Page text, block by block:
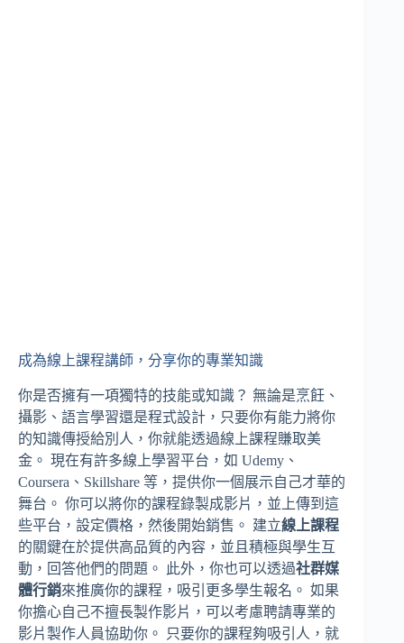
成為線上課程講師，分享你的專業知識
你是否擁有一項獨特的技能或知識？ 無論是烹飪、
攝影、語言學習還是程式設計，只要你有能力將你
的知識傳授給別人，你就能透過線上課程賺取美
金。 現在有許多線上學習平台，如 Udemy、
Coursera、Skillshare 等，提供你一個展示自己才華的
舞台。 你可以將你的課程錄製成影片，並上傳到這
些平台，設定價格，然後開始銷售。 建立線上課程
的關鍵在於提供高品質的內容，並且積極與學生互
動，回答他們的問題。 此外，你也可以透過社群媒
體行銷來推廣你的課程，吸引更多學生報名。 如果
你擔心自己不擅長製作影片，可以考慮聘請專業的
影片製作人員協助你。 只要你的課程夠吸引人，就